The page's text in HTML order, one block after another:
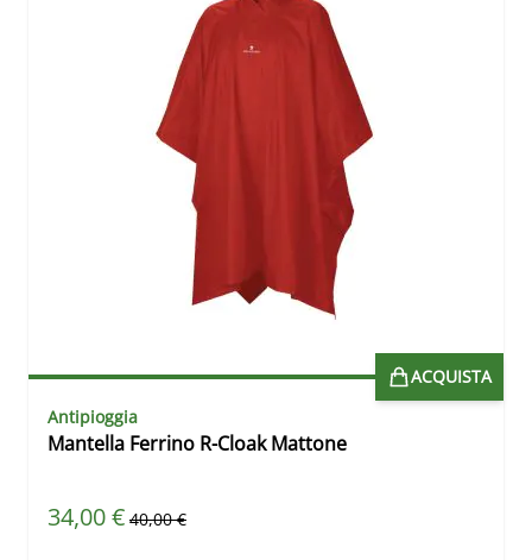
ACQUISTA
Antipioggia
Mantella Ferrino R-Cloak Mattone
Prezzo speciale
34,00 € Prezzo predefinito
40,00 €